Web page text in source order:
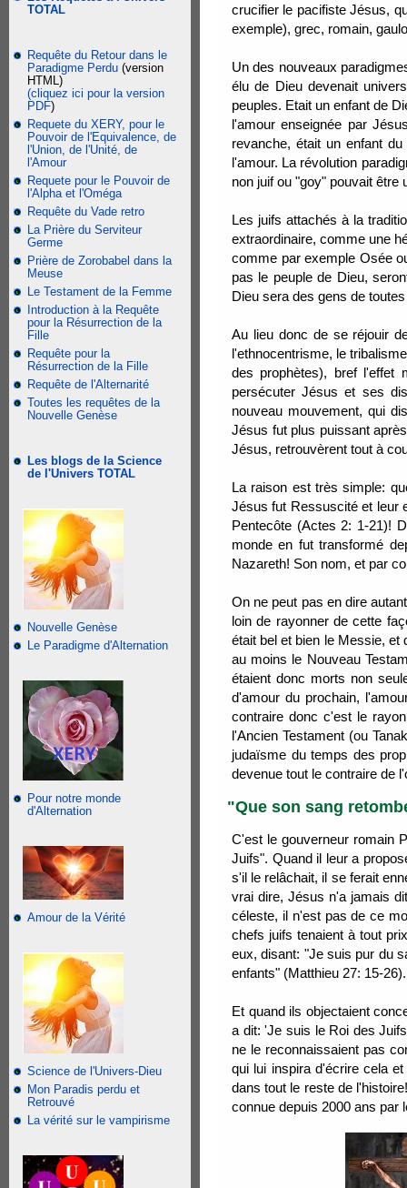
TOTAL
Requête du Retour dans le
Paradigme Perdu (version
HTML)
(cliquez ici pour la version
PDF)
Requete du XERY, pour le
Pouvoir de l'Equivalence, de
l'Union, de l'Unité, de
l'Amour
Requete pour le Pouvoir de
l'Alpha et l'Oméga
Requête du Vade retro
La Prière du Serviteur
Germe
Prière de Zorobabel dans la
Meuse
Le Testament de la Femme
Introduction à la Requête
pour la Résurrection de la
Fille
Requête pour la
Résurrection de la Fille
Requête de l'Alternarité
Toutes les requêtes de la
Nouvelle Genèse
Les blogs de la Science
de l'Univers TOTAL
Nouvelle Genèse
Le Paradigme d'Alternation
Pour notre monde
d'Alternation
Amour de la Vérité
Science de l'Univers-Dieu
Mon Paradis perdu et
Retrouvé
La vérité sur le vampirisme
crucifier le pacifiste Jésus,
exemple), grec, romain,
Un des nouveaux
élu de Dieu devenait
peuples. Etait un enfant de
l'amour enseignée par
revanche, était un enfant
l'amour. La révolution
non juif ou "goy" pouvait être
Les juifs attachés à la
extraordinaire, comme une
comme par exemple Osée
pas le peuple de Dieu,
Dieu sera des gens de
Au lieu donc de se réjouir
l'ethnocentrisme, le
des prophètes), bref l'effet
persécuter Jésus et ses
nouveau mouvement, qui
Jésus fut plus puissant
Jésus, retrouvèrent tout à
La raison est très simple:
Jésus fut Ressuscité et leur
Pentecôte (Actes 2: 1-21)!
monde en fut transformé
Nazareth! Son nom, et par
On ne peut pas en dire
loin de rayonner de cette
était bel et bien le Messie, et
au moins le Nouveau
étaient donc morts non
d'amour du prochain,
contraire donc c'est le
l'Ancien Testament (ou
judaïsme du temps des
devenue tout le contraire de
"Que son sang
C'est le gouverneur romain
Juifs". Quand il leur a
s'il le relâchait, il se ferait
vrai dire, Jésus n'a jamais
céleste, il n'est pas de ce
chefs juifs tenaient à tout
eux, disant: "Je suis pur du
enfants" (Matthieu 27: 15-26).
Et quand ils objectaient
a dit: 'Je suis le Roi des
ne le reconnaissaient pas
qui lui inspira d'écrire cela
dans tout le reste de
connue depuis 2000 ans par